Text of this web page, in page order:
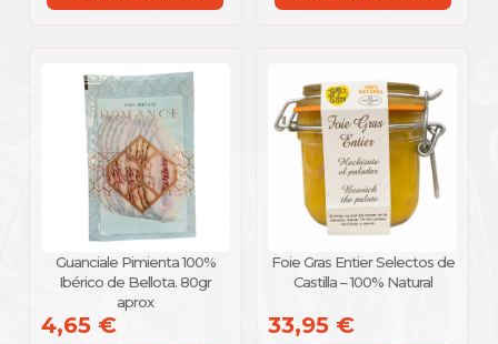
Guanciale Pimienta 100%
Ibérico de Bellota. 80gr
aprox
4,65 €
Foie Gras Entier Selectos de
Castilla – 100% Natural
33,95 €